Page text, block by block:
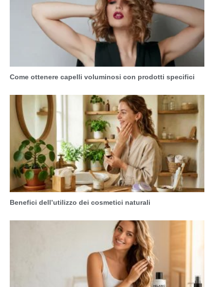
Come ottenere capelli voluminosi con prodotti specifici
Benefici dell’utilizzo dei cosmetici naturali